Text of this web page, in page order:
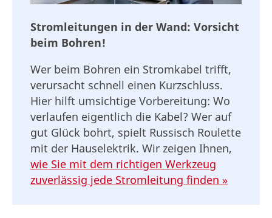
Stromleitungen in der Wand: Vorsicht
beim Bohren!
Wer beim Bohren ein Stromkabel trifft,
verursacht schnell einen Kurzschluss.
Hier hilft umsichtige Vorbereitung: Wo
verlaufen eigentlich die Kabel? Wer auf
gut Glück bohrt, spielt Russisch Roulette
mit der Hauselektrik. Wir zeigen Ihnen,
wie Sie mit dem richtigen Werkzeug
zuverlässig jede Stromleitung finden »